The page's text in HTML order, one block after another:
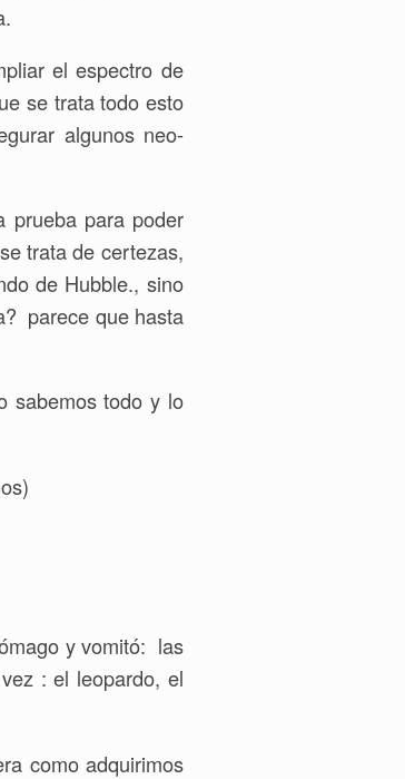
el espectro de
se trata todo esto
algunos neo-
prueba para poder
trata de certezas,
de Hubble., sino
parece que hasta
sabemos todo y lo
y vomitó: las
: el leopardo, el
como adquirimos